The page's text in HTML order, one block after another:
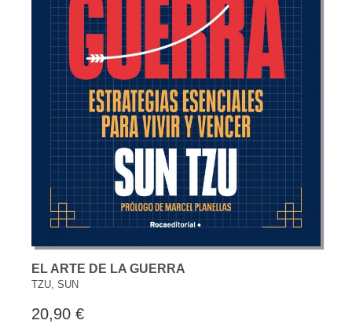
EL ARTE DE LA GUERRA
TZU, SUN
20,90 €